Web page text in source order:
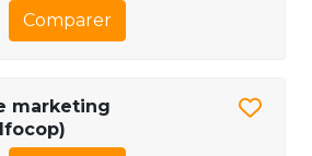
Comparer
marketing